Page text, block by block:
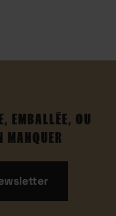
EMBALLÉE, OU
MANQUER